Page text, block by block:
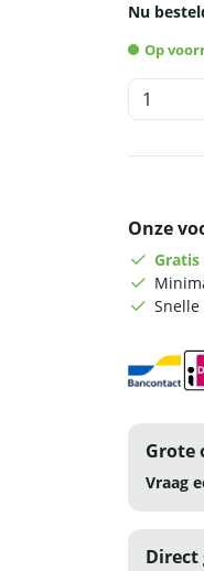
Nu
Op
HCB
Friteuse
aardgas
RVS
aantal
Onze
Gratis
Grote
Vraag
Direct